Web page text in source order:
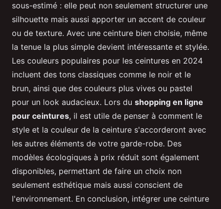
sous-estimé : elle peut non seulement structurer une
silhouette mais aussi apporter un accent de couleur
ou de texture. Avec une ceinture bien choisie, même
la tenue la plus simple devient intéressante et stylée.
Les couleurs populaires pour les ceintures en 2024
incluent des tons classiques comme le noir et le
brun, ainsi que des couleurs plus vives ou pastel
pour un look audacieux. Lors du shopping en ligne
pour ceintures, il est utile de penser à comment le
style et la couleur de la ceinture s'accorderont avec
les autres éléments de votre garde-robe. Des
modèles écologiques à prix réduit sont également
disponibles, permettant de faire un choix non
seulement esthétique mais aussi conscient de
l'environnement. En conclusion, intégrer une ceinture